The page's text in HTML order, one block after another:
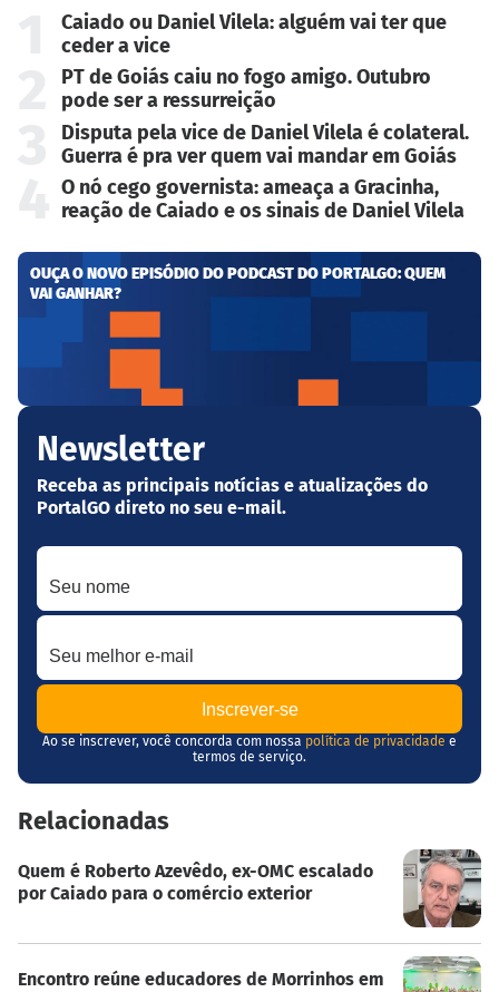
Caiado ou Daniel Vilela: alguém vai ter que
ceder a vice
PT de Goiás caiu no fogo amigo. Outubro
pode ser a ressurreição
Disputa pela vice de Daniel Vilela é colateral.
Guerra é pra ver quem vai mandar em Goiás
O nó cego governista: ameaça a Gracinha,
reação de Caiado e os sinais de Daniel Vilela
OUÇA O NOVO EPISÓDIO DO PODCAST DO PORTALGO: QUEM
VAI GANHAR?
Newsletter
Receba as principais notícias e atualizações do
PortalGO direto no seu e-mail.
Seu nome
Seu melhor e-mail
Ao se inscrever, você concorda com nossa política de privacidade e
termos de serviço.
Relacionadas
Quem é Roberto Azevêdo, ex-OMC escalado
por Caiado para o comércio exterior
Encontro reúne educadores de Morrinhos em